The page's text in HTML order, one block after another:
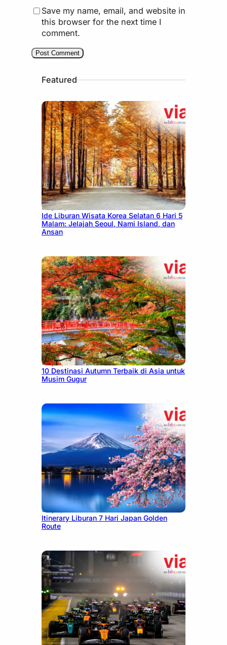
Save my name, email, and website in
this browser for the next time I
comment.
Featured
July 15, 2026
Ide Liburan Wisata Korea Selatan 6 Hari 5
Malam: Jelajah Seoul, Nami Island, dan
Ansan
July 9, 2026
10 Destinasi Autumn Terbaik di Asia untuk
Musim Gugur
July 7, 2026
Itinerary Liburan 7 Hari Japan Golden
Route